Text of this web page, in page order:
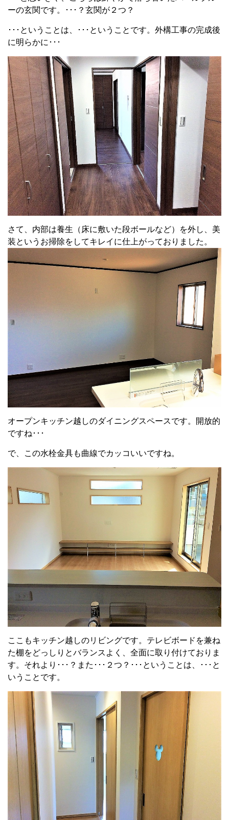
ーの玄関です。･･･？玄関が２つ？
･･･ということは、･･･ということです。外構工事の完成後
に明らかに･･･
さて、内部は養生（床に敷いた段ボールなど）を外し、美
装というお掃除をしてキレイに仕上がっておりました。
オープンキッチン越しのダイニングスペースです。開放的
ですね･･･
で、この水栓金具も曲線でカッコいいですね。
ここもキッチン越しのリビングです。テレビボードを兼ね
た棚をどっしりとバランスよく、全面に取り付けておりま
す。それより･･･？また･･･２つ？･･･ということは、･･･と
いうことです。